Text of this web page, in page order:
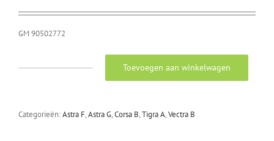
GM 90502772
aantal
Toevoegen aan winkelwagen
Categorieën:Astra F,Astra G,Corsa B,Tigra A,Vectra B